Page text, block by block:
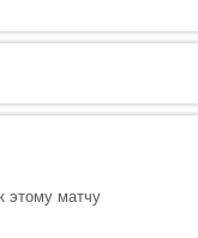
этому матчу